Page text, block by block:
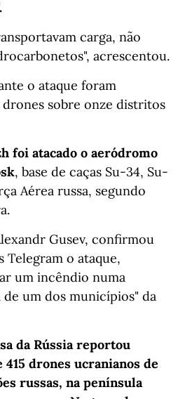
carga, não
acrescentou.
o ataque foram
sobre onze distritos
foi atacado o aeródromo
, base de caças Su-34, Su-
Aérea russa, segundo
Gusev, confirmou
Telegram o ataque,
um incêndio numa
um dos municípios" da
da Rússia reportou
drones ucranianos de
russas, na península